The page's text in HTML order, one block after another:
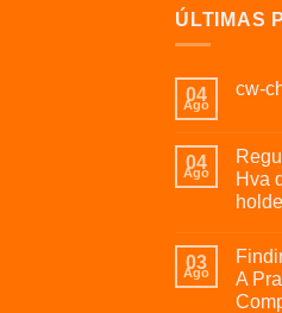
ÚLTIMAS
04
Ago
cw-
04
Ago
Hva
03
Ago
A